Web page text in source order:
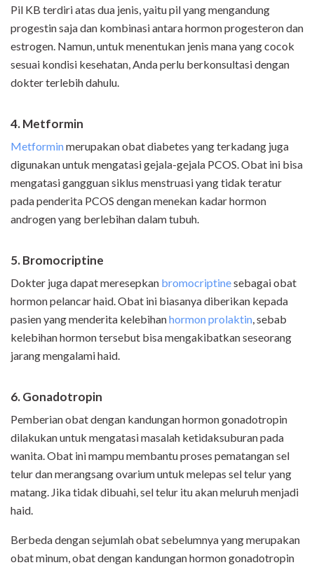
Pil KB terdiri atas dua jenis, yaitu pil yang mengandung
progestin saja dan kombinasi antara hormon progesteron dan
estrogen. Namun, untuk menentukan jenis mana yang cocok
sesuai kondisi kesehatan, Anda perlu berkonsultasi dengan
dokter terlebih dahulu.
4. Metformin
Metforminmerupakan obat diabetes yang terkadang juga
digunakan untuk mengatasi gejala-gejala PCOS. Obat ini bisa
mengatasi gangguan siklus menstruasi yang tidak teratur
pada penderita PCOS dengan menekan kadar hormon
androgen yang berlebihan dalam tubuh.
5. Bromocriptine
Dokter juga dapat meresepkan bromocriptinesebagai obat
hormon pelancar haid. Obat ini biasanya diberikan kepada
pasien yang menderita kelebihanhormon prolaktin, sebab
kelebihan hormon tersebut bisa mengakibatkan seseorang
jarang mengalami haid.
6. Gonadotropin
Pemberian obat dengan kandungan hormon gonadotropin
dilakukan untuk mengatasi masalah ketidaksuburan pada
wanita. Obat ini mampu membantu proses pematangan sel
telur dan merangsang ovarium untuk melepas sel telur yang
matang. Jika tidak dibuahi, sel telur itu akan meluruh menjadi
haid.
Berbeda dengan sejumlah obat sebelumnya yang merupakan
obat minum, obat dengan kandungan hormon gonadotropin